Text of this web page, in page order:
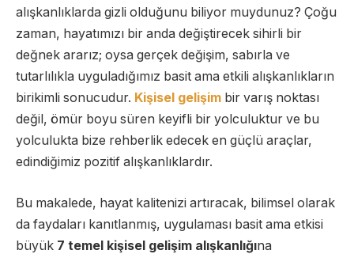
alışkanlıklarda gizli olduğunu biliyor muydunuz? Çoğu
zaman, hayatımızı bir anda değiştirecek sihirli bir
değnek ararız; oysa gerçek değişim, sabırla ve
tutarlılıkla uyguladığımız basit ama etkili alışkanlıkların
birikimli sonucudur. Kişisel gelişim bir varış noktası
değil, ömür boyu süren keyifli bir yolculuktur ve bu
yolculukta bize rehberlik edecek en güçlü araçlar,
edindiğimiz pozitif alışkanlıklardır.
Bu makalede, hayat kalitenizi artıracak, bilimsel olarak
da faydaları kanıtlanmış, uygulaması basit ama etkisi
büyük 7 temel kişisel gelişim alışkanlığına